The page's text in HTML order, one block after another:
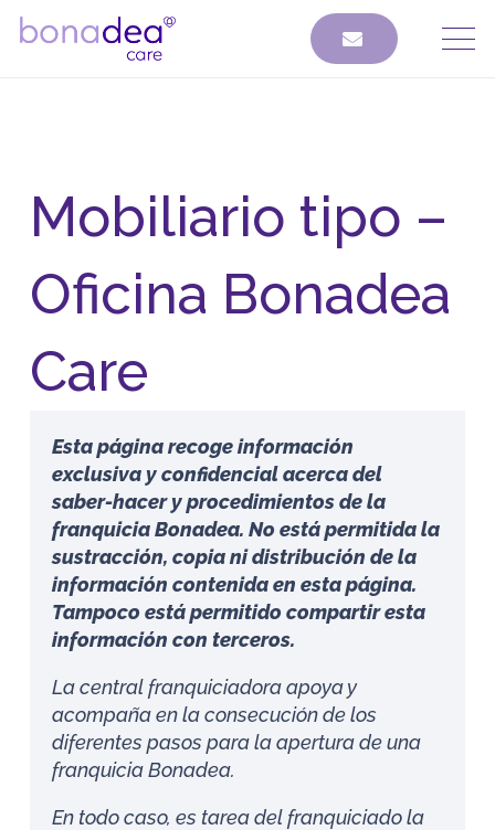
Scand Nordic + Royal
Mobiliario tipo –
Oficina Bonadea
Care
Esta página recoge información
exclusiva y confidencial acerca del
saber-hacer y procedimientos de la
franquicia Bonadea. No está permitida la
sustracción, copia ni distribución de la
información contenida en esta página.
Tampoco está permitido compartir esta
información con terceros.
La central franquiciadora apoya y
acompaña en la consecución de los
diferentes pasos para la apertura de una
franquicia Bonadea.
En todo caso, es tarea del franquiciado la